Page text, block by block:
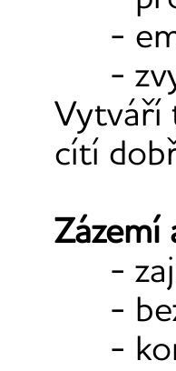
-
-
Vytváří
cítí
Zázemí
-
-
-